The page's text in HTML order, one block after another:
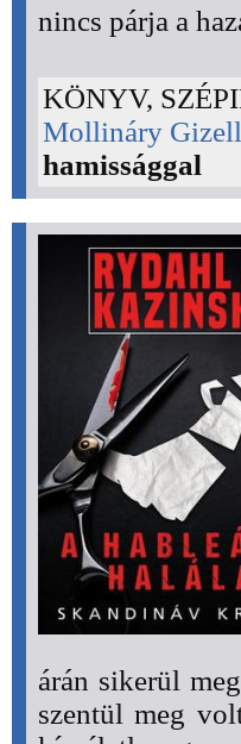
nincs párja a
KÖNYV,
Mollináry
hamissággal
árán sikerül
szentül meg